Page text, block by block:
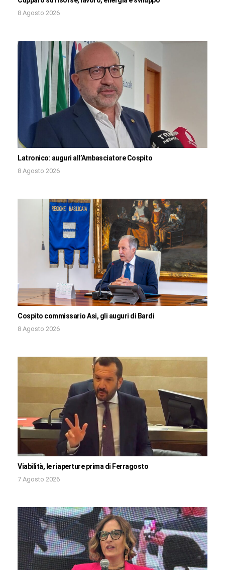
8 Agosto 2026
Latronico: auguri all’Ambasciatore Cospito
8 Agosto 2026
Cospito commissario Asi, gli auguri di Bardi
8 Agosto 2026
Viabilità, le riaperture prima di Ferragosto
7 Agosto 2026